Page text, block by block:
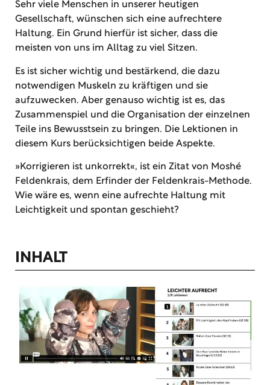
Sehr viele Menschen in unserer heutigen
Gesellschaft, wünschen sich eine aufrechtere
Haltung. Ein Grund hierfür ist sicher, dass die
meisten von uns im Alltag zu viel Sitzen.
Es ist sicher wichtig und bestärkend, die dazu
notwendigen Muskeln zu kräftigen und sie
aufzuwecken. Aber genauso wichtig ist es, das
Zusammenspiel und die Organisation der einzelnen
Teile ins Bewusstsein zu bringen. Die Lektionen in
diesem Kurs berücksichtigen beide Aspekte.
»Korrigieren ist unkorrekt«, ist ein Zitat von Moshé
Feldenkrais, dem Erfinder der Feldenkrais-Methode.
Wie wäre es, wenn eine aufrechte Haltung mit
Leichtigkeit und spontan geschieht?
INHALT